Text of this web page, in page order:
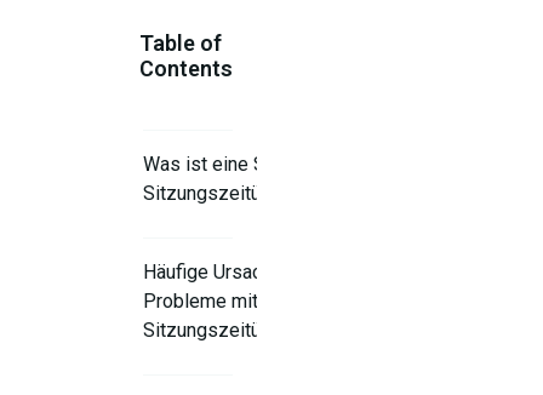
Table of
Contents
Was ist eine SSO-
Sitzungszeitüberschreitung?
Häufige Ursachen für
Probleme mit der
Sitzungszeitüberschreitung